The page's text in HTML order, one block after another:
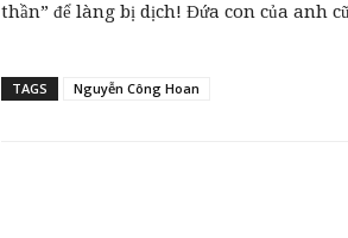
thần” để làng bị dịch! Đứa con của
TAGS Nguyễn Công Hoan